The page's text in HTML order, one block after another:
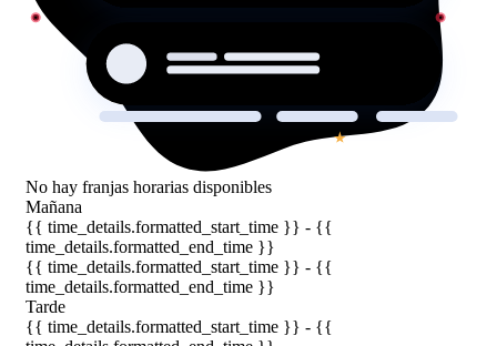
No hay franjas horarias disponibles
Mañana
{{ time_details.formatted_start_time }} - {{
time_details.formatted_end_time }}
{{ time_details.formatted_start_time }} - {{
time_details.formatted_end_time }}
Tarde
{{ time_details.formatted_start_time }} - {{